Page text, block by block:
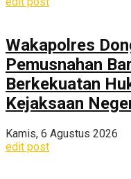
Wakapolres
Pemusnahan
Berkekuatan
Kejaksaan
Kamis, 6 Agustus 2026
edit post